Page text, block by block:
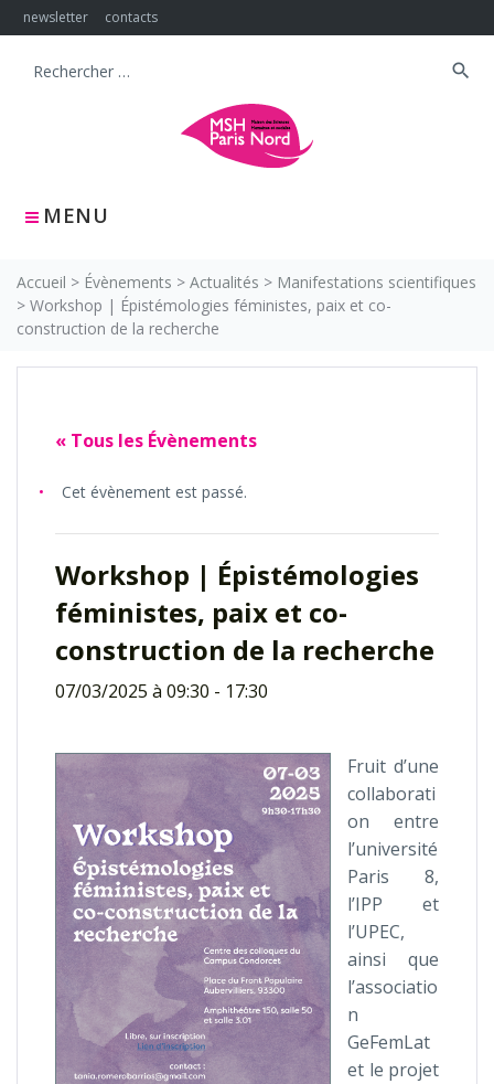
Skip
to
newsletter contacts
MENU
Search
search
Accueil > Évènements > Actualités > Manifestations scientifiques
> Workshop | Épistémologies féministes, paix et co-
construction de la recherche
« Tous les Évènements
Cet évènement est passé.
Workshop | Épistémologies
féministes, paix et co-
construction de la recherche
07/03/2025 à 09:30 - 17:30
Fruit d’une
collaborati
on entre
l’université
Paris 8,
l’IPP et
l’UPEC,
ainsi que
l’associatio
n
GeFemLat
et le projet